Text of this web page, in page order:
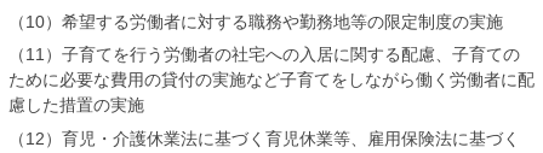
（10）希望する労働者に対する職務や勤務地等の限定制度の実施
（11）子育てを行う労働者の社宅への入居に関する配慮、子育ての
ために必要な費用の貸付の実施など子育てをしながら働く労働者に配
慮した措置の実施
（12）育児・介護休業法に基づく育児休業等、雇用保険法に基づく